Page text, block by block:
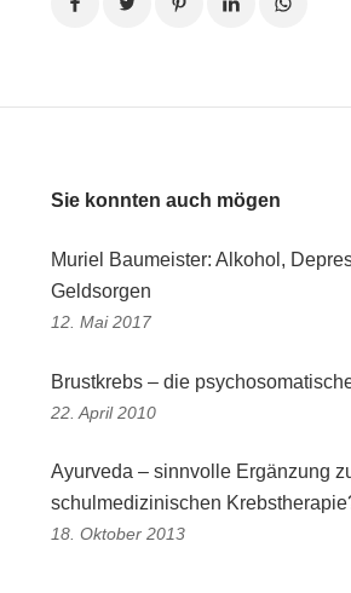
Sie konnten auch mögen
Muriel Baumeister: Alkohol,
Geldsorgen
12. Mai 2017
Brustkrebs – die
22. April 2010
Ayurveda – sinnvolle Ergänzung
schulmedizinischen
18. Oktober 2013